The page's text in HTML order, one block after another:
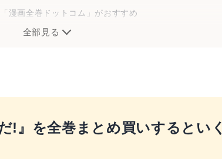
漫画全巻ドットコム」がおすすめ
全部見る
!』を全巻まとめ買いするといく